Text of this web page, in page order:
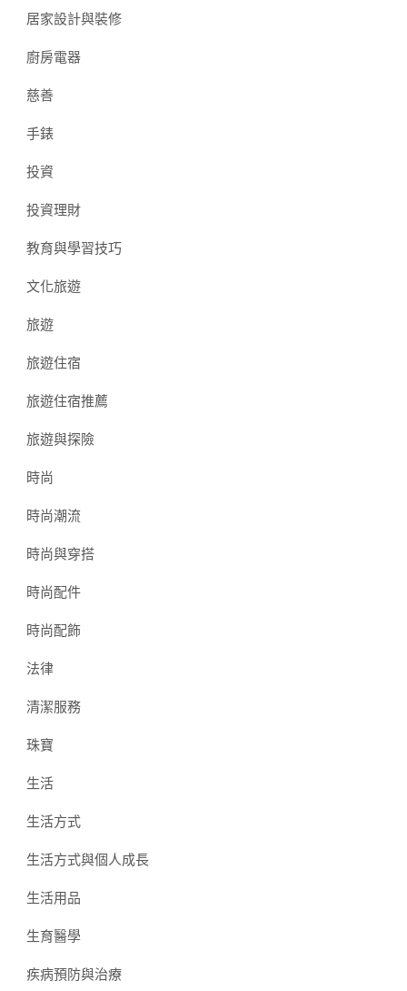
居家設計與裝修
廚房電器
慈善
手錶
投資
投資理財
教育與學習技巧
文化旅遊
旅遊
旅遊住宿
旅遊住宿推薦
旅遊與探險
時尚
時尚潮流
時尚與穿搭
時尚配件
時尚配飾
法律
清潔服務
珠寶
生活
生活方式
生活方式與個人成長
生活用品
生育醫學
疾病預防與治療